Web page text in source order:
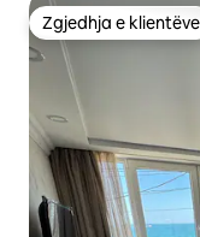
Zgjedhja e klientëve
Zgjedhja e klientëve